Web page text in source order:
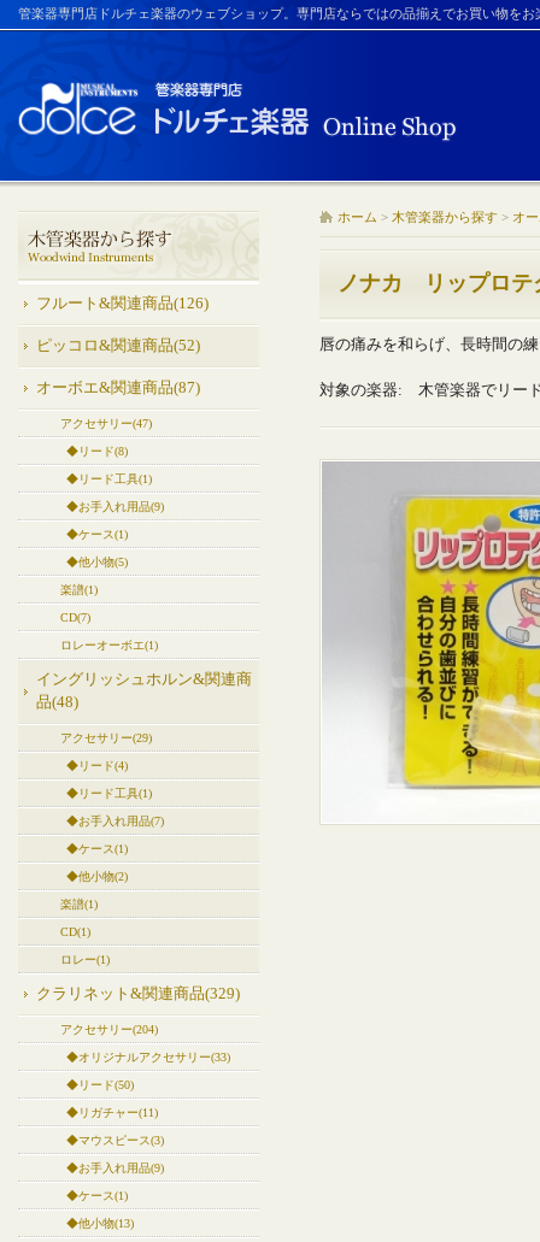
管楽器専門店ドルチェ楽器のウェブショップ。専門店ならではの品揃えでお買い物を
フルート&関連商品(126)
ピッコロ&関連商品(52)
オーボエ&関連商品(87)
アクセサリー(47)
◆リード(8)
◆リード工具(1)
◆お手入れ用品(9)
◆ケース(1)
◆他小物(5)
楽譜(1)
CD(7)
ロレーオーボエ(1)
イングリッシュホルン&関連商
品(48)
アクセサリー(29)
◆リード(4)
◆リード工具(1)
◆お手入れ用品(7)
◆ケース(1)
◆他小物(2)
楽譜(1)
CD(1)
ロレー(1)
クラリネット&関連商品(329)
アクセサリー(204)
◆オリジナルアクセサリー(33)
◆リード(50)
◆リガチャー(11)
◆マウスピース(3)
◆お手入れ用品(9)
◆ケース(1)
◆他小物(13)
ホーム > 木管楽器から探す > オ
ノナカ リップロテ
唇の痛みを和らげ、長時間の
対象の楽器: 木管楽器でリー